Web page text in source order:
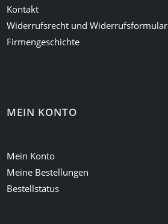
Kontakt
Widerrufsrecht und Widerrufsformular
Firmengeschichte
MEIN KONTO
Mein Konto
Meine Bestellungen
Bestellstatus